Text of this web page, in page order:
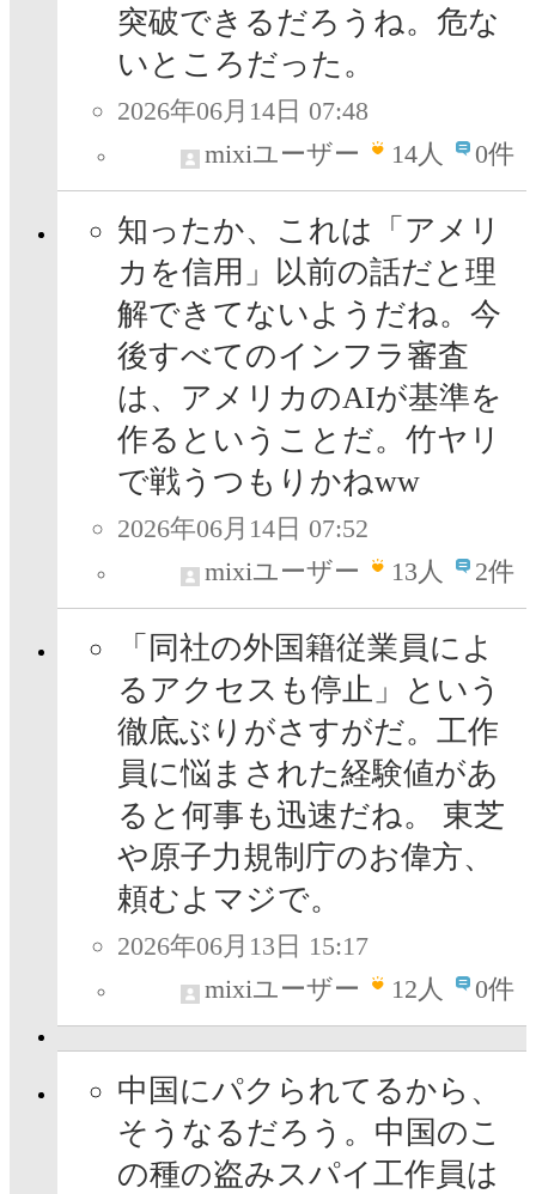
突破できるだろうね。危な
いところだった。
2026年06月14日 07:48
mixiユーザー
14人 0件
知ったか、これは「アメリ
カを信用」以前の話だと理
解できてないようだね。今
後すべてのインフラ審査
は、アメリカのAIが基準を
作るということだ。竹ヤリ
で戦うつもりかねww
2026年06月14日 07:52
mixiユーザー
13人 2件
「同社の外国籍従業員によ
るアクセスも停止」という
徹底ぶりがさすがだ。工作
員に悩まされた経験値があ
ると何事も迅速だね。 東芝
や原子力規制庁のお偉方、
頼むよマジで。
2026年06月13日 15:17
mixiユーザー
12人 0件
中国にパクられてるから、
そうなるだろう。中国のこ
の種の盗みスパイ工作員は